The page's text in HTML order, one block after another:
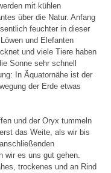
mit kühlen
über die Natur. Anfang
feuchter in dieser
und Elefanten
und viele Tiere haben
Sonne sehr schnell
In Äquatornähe ist der
der Erde etwas
und der Oryx tummeln
das Weite, als wir bis
wir es uns gut gehen.
trockenes und an Rind